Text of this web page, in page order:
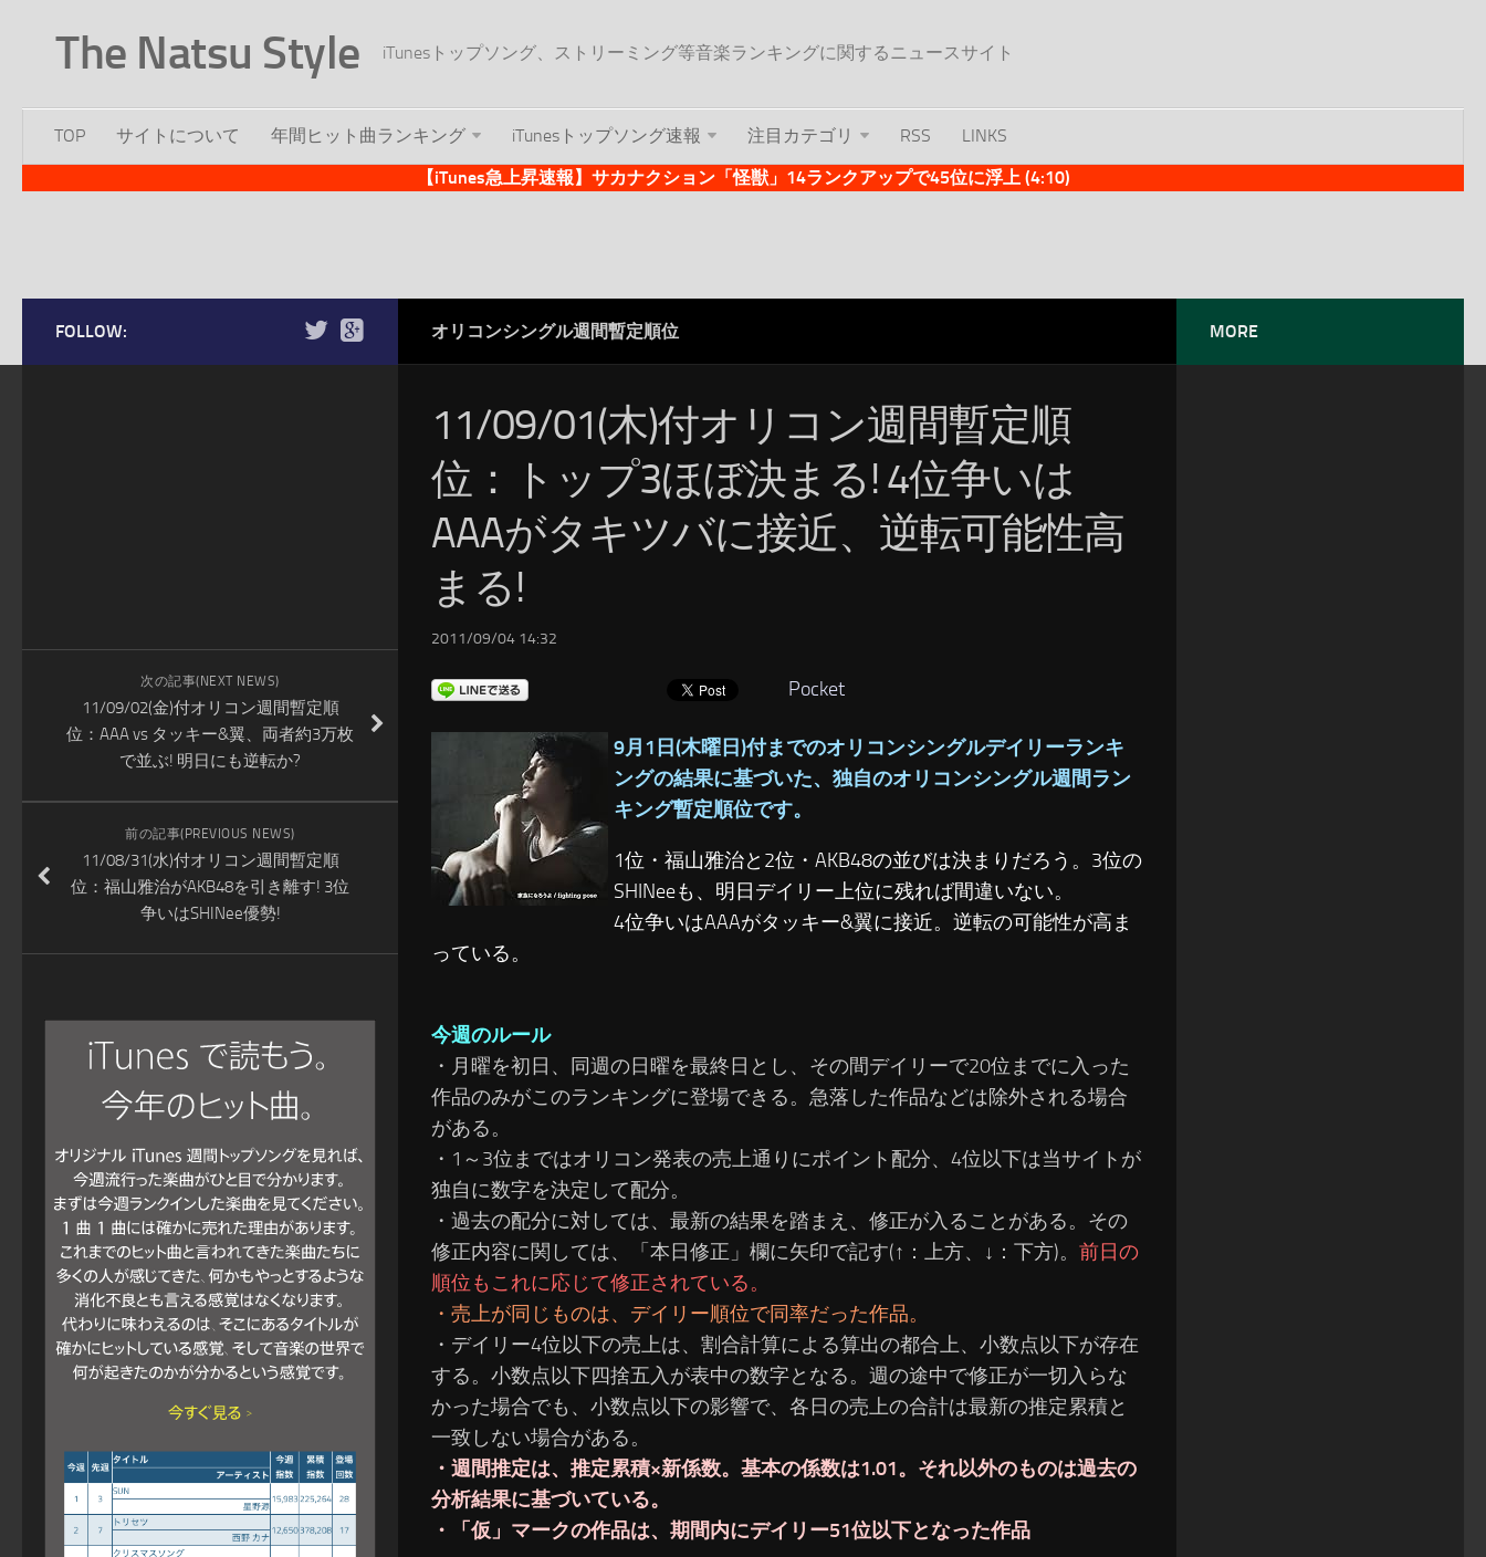
The Natsu Style iTunesトップソング、ストリーミング等音楽ランキングに関するニュースサイト
TOP サイトについて 年間ヒット曲ランキング iTunesトップソング速報 注目カテゴリ RSS
LINKS
【iTunes急上昇速報】サカナクション「怪獣」14ランクアップで45位に浮上 (4:10)
オリコンシングル週間暫定順位
11/09/01(木)付オリコン週間暫定順
位：トップ3ほぼ決まる! 4位争いは
AAAがタキツバに接近、逆転可能性高
まる!
2011/09/04 14:32
Pocket
9月1日(木曜日)付までのオリコンシングルデイリーランキ
ングの結果に基づいた、独自のオリコンシングル週間ラン
キング暫定順位です。
1位・福山雅治と2位・AKB48の並びは決まりだろう。3位の
SHINeeも、明日デイリー上位に残れば間違いない。
4位争いはAAAがタッキー&翼に接近。逆転の可能性が高ま
っている。
今週のルール
・月曜を初日、同週の日曜を最終日とし、その間デイリーで20位までに入った
作品のみがこのランキングに登場できる。急落した作品などは除外される場合
がある。
・1～3位まではオリコン発表の売上通りにポイント配分、4位以下は当サイトが
独自に数字を決定して配分。
・過去の配分に対しては、最新の結果を踏まえ、修正が入ることがある。 その
修正内容に関しては、「本日修正」欄に矢印で記す(↑：上方、↓：下方)。 前日の
順位もこれに応じて修正されている。
・売上が同じものは、デイリー順位で同率だった作品。
・デイリー4位以下の売上は、割合計算による算出の都合上、小数点以下が存在
する。小数点以下四捨五入が表中の数字となる。週の途中で修正が一切入らな
かった場合でも、小数点以下の影響で、各日の売上の合計は最新の推定累積と
一致しない場合がある。
・週間推定は、推定累積×新係数。基本の係数は1.01。それ以外のものは過去の
分析結果に基づいている。
・「仮」マークの作品は、期間内にデイリー51位以下となった作品
FOLLOW:
次の記事(NEXT NEWS)
11/09/02(金)付オリコン週間暫定順
位：AAA vs タッキー&翼、両者約3万枚
で並ぶ! 明日にも逆転か?
前の記事(PREVIOUS NEWS)
11/08/31(水)付オリコン週間暫定順
位：福山雅治がAKB48を引き離す! 3位
争いはSHINee優勢!
MORE